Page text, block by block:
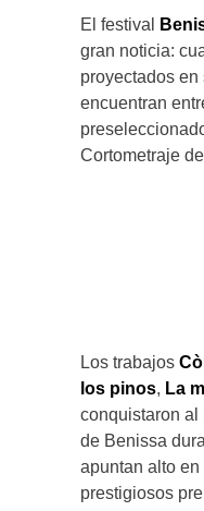
El festival
gran noticia:
proyectados
encuentran
Cortometraje
Los trabajos
los pinos, La
conquistaron
de Benissa
apuntan alto
prestigiosos